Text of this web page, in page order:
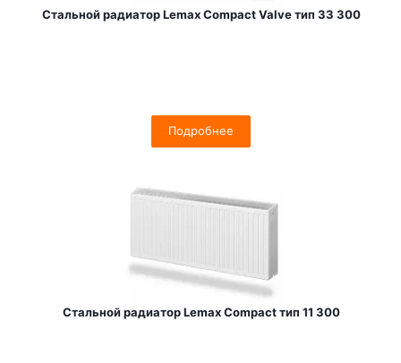
Стальной радиатор Lemax Compact Valve тип 33 300
Подробнее
Стальной радиатор Lemax Compact тип 11 300